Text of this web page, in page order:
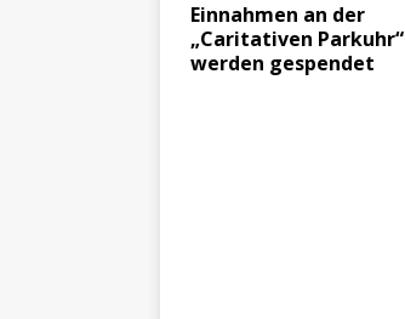
Einnahmen an der
„Caritativen Parkuhr“
werden gespendet